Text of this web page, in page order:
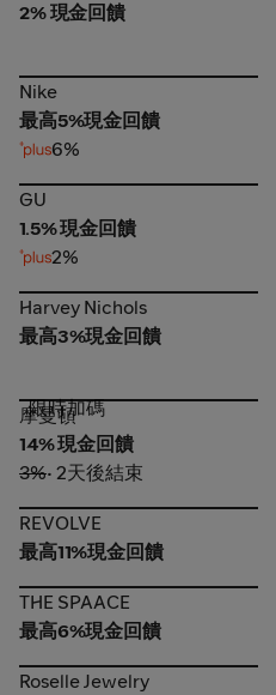
2% 現金回饋
Nike
Nike
最高5%現金回饋
6%
GU
GU
1.5% 現金回饋
2%
Harvey Nichols
Harvey Nichols
最高3%現金回饋
摩曼頓
限時加碼
摩曼頓
14% 現金回饋
3%• 2天後結束
REVOLVE
REVOLVE
最高11%現金回饋
THE SPAACE
THE SPAACE
最高6%現金回饋
Roselle Jewelry
Roselle Jewelry